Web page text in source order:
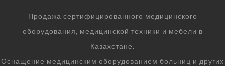
Продажа сертифицированного медицинского
оборудования, медицинской техники и мебели в
Казахстане.
Оснащение медицинским оборудованием больниц и других